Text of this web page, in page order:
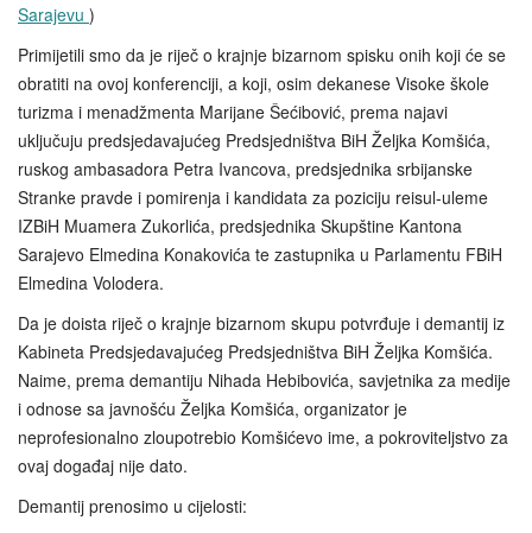
Sarajevu )
Primijetili smo da je riječ o krajnje bizarnom spisku onih koji će se
obratiti na ovoj konferenciji, a koji, osim dekanese Visoke škole
turizma i menadžmenta Marijane Šećibović, prema najavi
uključuju predsjedavajućeg Predsjedništva BiH Željka Komšića,
ruskog ambasadora Petra Ivancova, predsjednika srbijanske
Stranke pravde i pomirenja i kandidata za poziciju reisul-uleme
IZBiH Muamera Zukorlića, predsjednika Skupštine Kantona
Sarajevo Elmedina Konakovića te zastupnika u Parlamentu FBiH
Elmedina Volodera.
Da je doista riječ o krajnje bizarnom skupu potvrđuje i demantij iz
Kabineta Predsjedavajućeg Predsjedništva BiH Željka Komšića.
Naime, prema demantiju Nihada Hebibovića, savjetnika za medije
i odnose sa javnošću Željka Komšića, organizator je
neprofesionalno zloupotrebio Komšićevo ime, a pokroviteljstvo za
ovaj događaj nije dato.
Demantij prenosimo u cijelosti: